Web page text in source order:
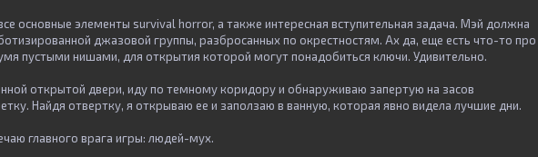
основные элементы survival horror, а также интересная вступительная задача. Мэй должна
джазовой группы, разбросанных по окрестностям. Ах да, еще есть что-то про
пустыми нишами, для открытия которой могут понадобиться ключи. Удивительно.
открытой двери, иду по темному коридору и обнаруживаю запертую на засов
Найдя отвертку, я открываю ее и заползаю в ванную, которая явно видела лучшие дни.
главного врага игры: людей-мух.